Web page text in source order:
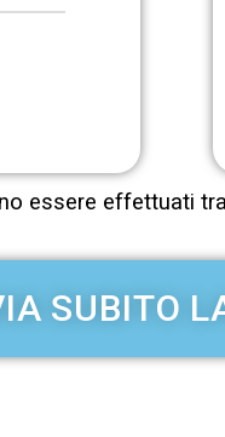
essere effettuati
SUBITO